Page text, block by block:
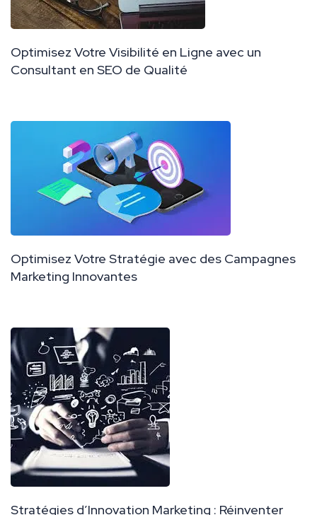
Optimisez Votre Visibilité en Ligne avec un
Consultant en SEO de Qualité
Optimisez Votre Stratégie avec des Campagnes
Marketing Innovantes
Stratégies d’Innovation Marketing : Réinventer